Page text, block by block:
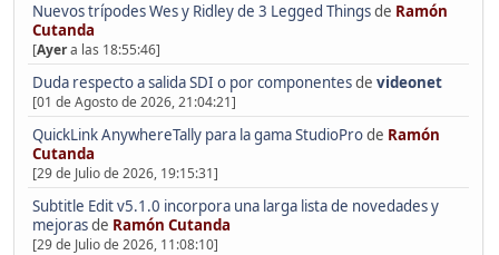
Nuevos trípodes Wes y Ridley de 3 Legged Thingsde Ramón
Cutanda
[Ayera las 18:55:46]
Duda respecto a salida SDI o por componentesde videonet
[01 de Agosto de 2026, 21:04:21]
QuickLink AnywhereTally para la gama StudioProde Ramón
Cutanda
[29 de Julio de 2026, 19:15:31]
Subtitle Edit v5.1.0 incorpora una larga lista de novedades y
mejorasde Ramón Cutanda
[29 de Julio de 2026, 11:08:10]